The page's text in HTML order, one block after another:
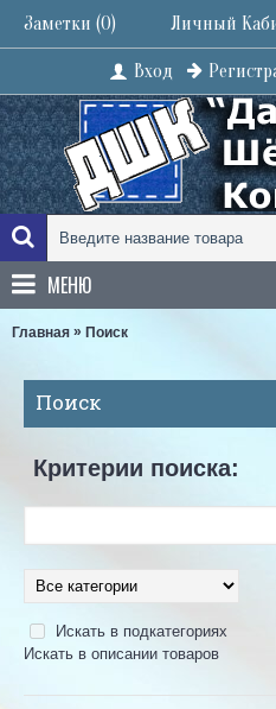
Заметки (0) Личный
Вход
МЕНЮ
Главная » Поиск
Поиск
Критерии поиска:
Искать в подкатегориях
Искать в описании товаров